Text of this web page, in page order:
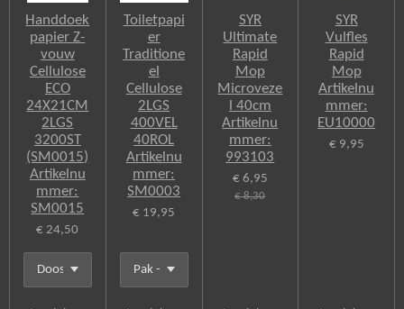
Handdoek
papier Z-
vouw
Cellulose
ECO
24X21CM
2LGS
3200ST
(SM0015)
Artikelnu
mmer:
SM0015
€ 24,50
Toiletpapi
er
Traditione
el
Cellulose
2LGS
400VEL
40ROL
Artikelnu
mmer:
SM0003
€ 19,95
SYR
Ultimate
Rapid
Mop
Microveze
l 40cm
Artikelnu
mmer:
993103
€ 6,95
€ 8,30
SYR
Vulfles
Rapid
Mop
Artikelnu
mmer:
EU10000
€ 9,95